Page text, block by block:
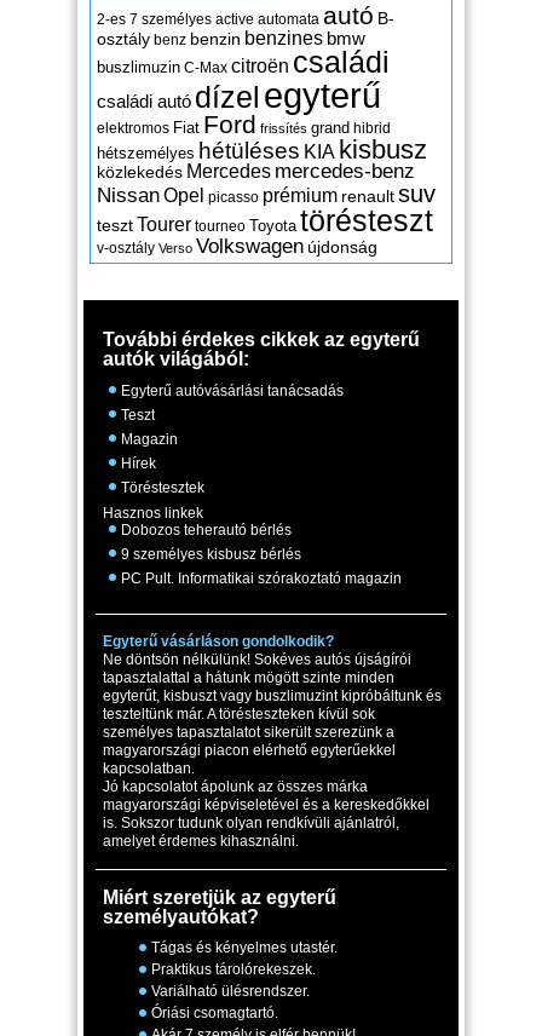
2-es 7 személyes active automata autó B-
osztály benz benzin benzines bmw
buszlimuzin C-Max citroën családi
családi autó dízel egyterű
elektromos Fiat Ford frissítés grand hibrid
hétszemélyes hétüléses KIA kisbusz
közlekedés Mercedes mercedes-benz
NissanOpel picasso prémium renaultsuv
tesztTourer tourneo Toyota törésteszt
v-osztály Verso Volkswagen újdonság
További érdekes cikkek az egyterű
autók világából:
Egyterű autóvásárlási tanácsadás
Teszt
Magazin
Hírek
Töréstesztek
Hasznos linkek
Dobozos teherautó bérlés
9 személyes kisbusz bérlés
PC Pult. Informatikai szórakoztató magazin
Egyterű vásárláson gondolkodik?
Ne döntsön nélkülünk! Sokéves autós újságírói
tapasztalattal a hátunk mögött szinte minden
egyterűt, kisbuszt vagy buszlimuzint kipróbáltunk és
teszteltünk már. A törésteszteken kívül sok
személyes tapasztalatot sikerült szerezünk a
magyarországi piacon elérhető egyterűekkel
kapcsolatban.
Jó kapcsolatot ápolunk az összes márka
magyarországi képviseletével és a kereskedőkkel
is. Sokszor tudunk olyan rendkívüli ajánlatról,
amelyet érdemes kihasználni.
Miért szeretjük az egyterű
személyautókat?
Tágas és kényelmes utastér.
Praktikus tárolórekeszek.
Variálható ülésrendszer.
Óriási csomagtartó.